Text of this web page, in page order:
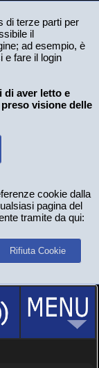
di terze parti per
il
ad esempio, è
e fare il login
di aver letto e
preso visione delle
cookie dalla
pagina del
tramite da qui:
Rifiuta Cookie